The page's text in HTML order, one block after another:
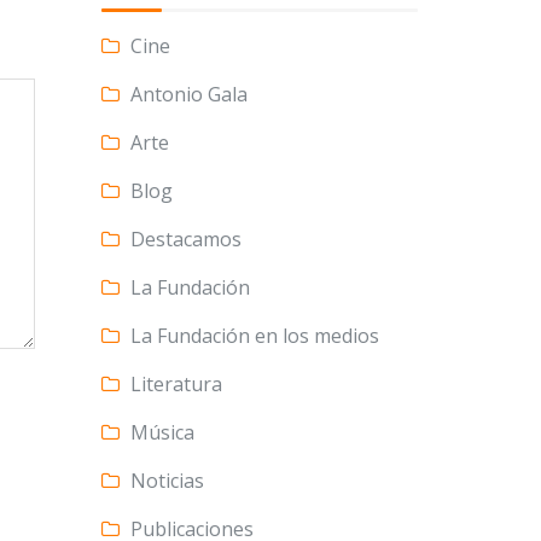
Cine
Antonio Gala
Arte
Blog
Destacamos
La Fundación
La Fundación en los medios
Literatura
Música
Noticias
Publicaciones